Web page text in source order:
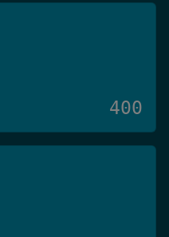
400